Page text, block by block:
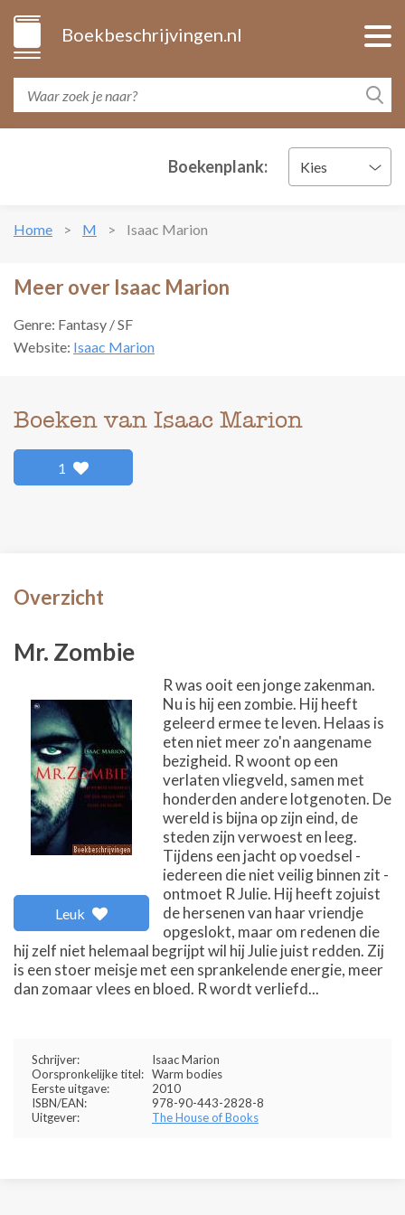
Boekbeschrijvingen.nl
Boekenplank: Kies
Home M Isaac Marion
Meer over Isaac Marion
Genre: Fantasy / SF
Website: Isaac Marion
Boeken van Isaac Marion
1
Overzicht
Mr. Zombie
Leuk
R was ooit een jonge zakenman.
Nu is hij een zombie. Hij heeft
geleerd ermee te leven. Helaas is
eten niet meer zo'n aangename
bezigheid. R woont op een
verlaten vliegveld, samen met
honderden andere lotgenoten. De
wereld is bijna op zijn eind, de
steden zijn verwoest en leeg.
Tijdens een jacht op voedsel -
iedereen die niet veilig binnen zit -
ontmoet R Julie. Hij heeft zojuist
de hersenen van haar vriendje
opgeslokt, maar om redenen die
hij zelf niet helemaal begrijpt wil hij Julie juist redden. Zij
is een stoer meisje met een sprankelende energie, meer
dan zomaar vlees en bloed. R wordt verliefd...
Schrijver:
Isaac Marion
Oorspronkelijke titel: Warm bodies
Eerste uitgave:
2010
ISBN/EAN:
978-90-443-2828-8
Uitgever:
The House of Books